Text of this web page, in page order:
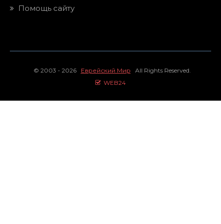
Помощь сайту
© 2003 - 2026 Еврейский Мир All Rights Reserved.
WEB24